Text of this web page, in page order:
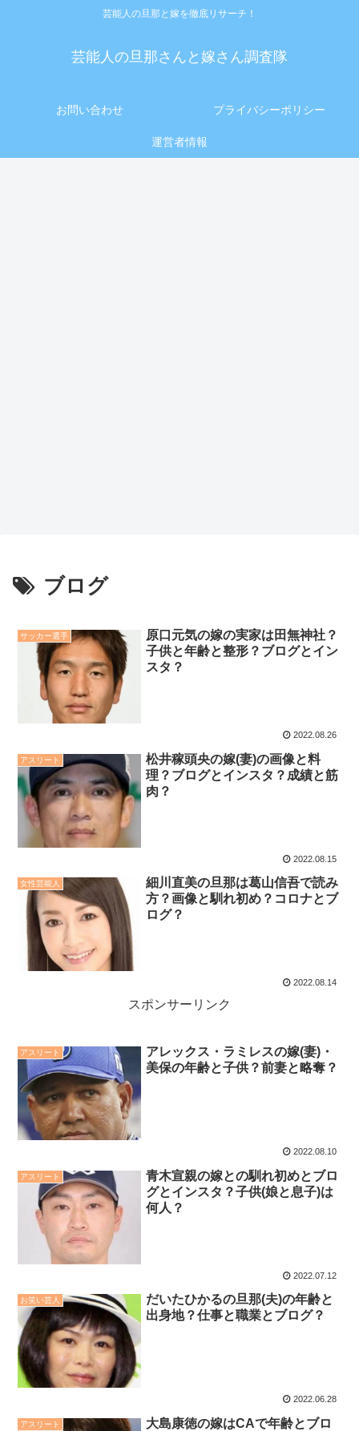
芸能人の旦那と嫁を徹底リサーチ！
芸能人の旦那さんと嫁さん調査隊
お問い合わせ プライバシーポリシー
運営者情報
ブログ
サッカー選手
原口元気の嫁の実家は田無神社？
子供と年齢と整形？ブログとイン
スタ？
2022.08.26
アスリート
松井稼頭央の嫁(妻)の画像と料
理？ブログとインスタ？成績と筋
肉？
2022.08.15
女性芸能人
細川直美の旦那は葛山信吾で読み
方？画像と馴れ初め？コロナとブ
ログ？
2022.08.14
スポンサーリンク
アスリート
アレックス・ラミレスの嫁(妻)・
美保の年齢と子供？前妻と略奪？
2022.08.10
アスリート
青木宣親の嫁との馴れ初めとブロ
グとインスタ？子供(娘と息子)は
何人？
2022.07.12
お笑い芸人
だいたひかるの旦那(夫)の年齢と
出身地？仕事と職業とブログ？
2022.06.28
アスリート
大島康徳の嫁はCAで年齢とブロ